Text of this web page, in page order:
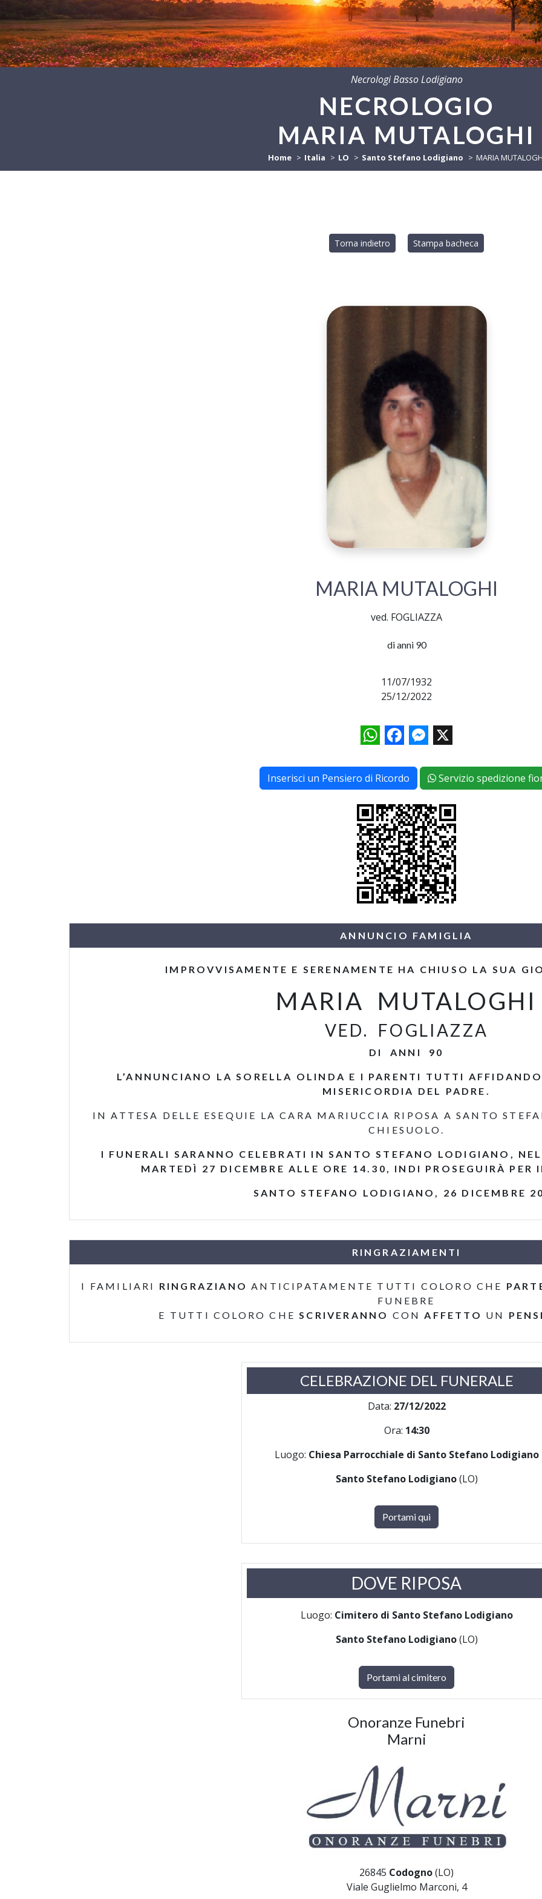
Necrologi Basso Lodigiano
NECROLOGIO
MARIA MUTALOGHI
Home Italia LO Santo Stefano Lodigiano MARIA
Torna indietro Stampa bacheca
MARIA MUTALOGHI
ved. FOGLIAZZA
di anni 90
11/07/1932
25/12/2022
WhatsAppFacebookMessenger
X
Inserisci un Pensiero di Ricordo Servizio spedizione
ANNUNCIO FAMIGLIA
IMPROVVISAMENTE E SERENAMENTE HA CHIUSO LA SUA
MARIA MUTALOGHI
VED. FOGLIAZZA
DI ANNI 90
L’ANNUNCIANO LA SORELLA OLINDA E I PARENTI TUTTI
MISERICORDIA DEL PADRE.
IN ATTESA DELLE ESEQUIE LA CARA MARIUCCIA RIPOSA A SANTO
CHIESUOLO.
I FUNERALI SARANNO CELEBRATI IN SANTO STEFANO LODIGIANO,
MARTEDÌ 27 DICEMBRE ALLE ORE 14.30, INDI PROSEGUIRÀ PER
SANTO STEFANO LODIGIANO, 26 DICEMBRE
RINGRAZIAMENTI
I FAMILIARI RINGRAZIANO ANTICIPATAMENTE TUTTI COLORO CHE
FUNEBRE
E TUTTI COLORO CHESCRIVERANNO CONAFFETTO UN
CELEBRAZIONE DEL FUNERALE
Data: 27/12/2022
Ora: 14:30
Luogo: Chiesa Parrocchiale di Santo Stefano Lodigiano
Santo Stefano Lodigiano(LO)
Portami qui
DOVE RIPOSA
Luogo: Cimitero di Santo Stefano Lodigiano
Santo Stefano Lodigiano(LO)
Portami al cimitero
Onoranze Funebri
Marni
26845 Codogno(LO)
Viale Guglielmo Marconi, 4